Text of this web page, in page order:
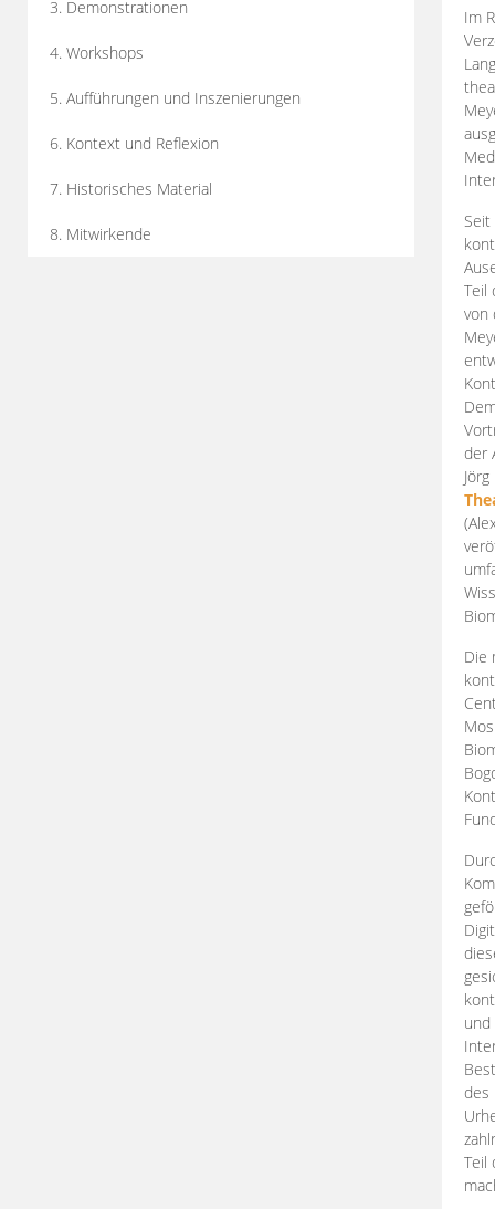
3. Demonstrationen
4. Workshops
5. Aufführungen und Inszenierungen
6. Kontext und Reflexion
7. Historisches Material
8. Mitwirkende
Im
Teil
von
der
Die
des
Teil